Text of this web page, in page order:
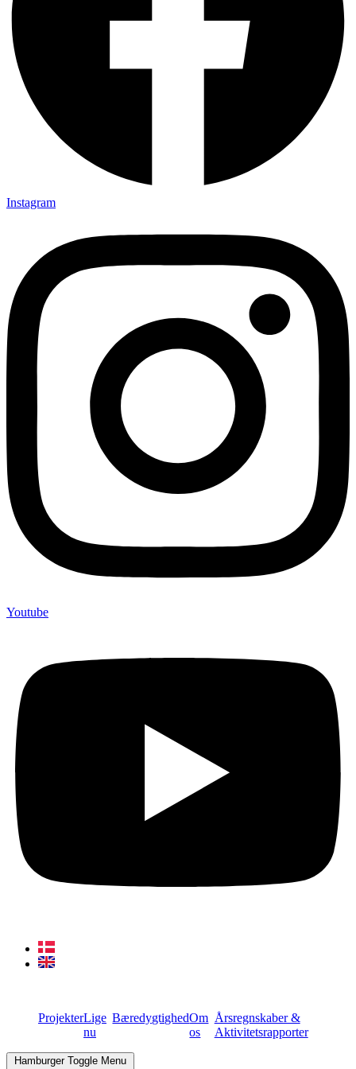
Instagram
Youtube
ProjekterLige
nu
BæredygtighedOm
os
Årsregnskaber &
Aktivitetsrapporter
Hamburger Toggle Menu